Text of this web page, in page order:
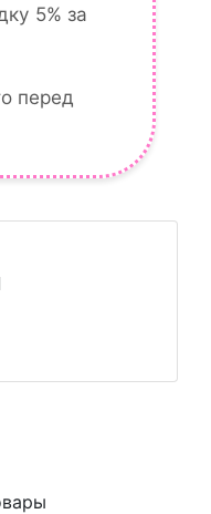
5% за
перед